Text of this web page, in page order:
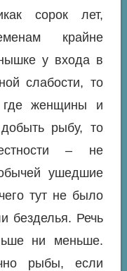
сорок лет,
крайне
у входа в
слабости, то
где женщины и
рыбу, то
– не
ушедшие
тут не было
безделья. Речь
ни меньше.
рыбы, если